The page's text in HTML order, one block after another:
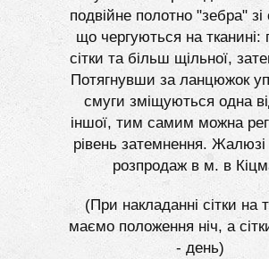
подвійне полотно "зебра"
що чергуються на тканині:
сітки та більш щільної,
Потягнувши за ланцюжок
смуги зміщуються одна
іншої, тим самим можна
рівень затемнення. Жалюзі
розпродаж в м. в
(При накладанні сітки на
маємо положення ніч, а
- день)